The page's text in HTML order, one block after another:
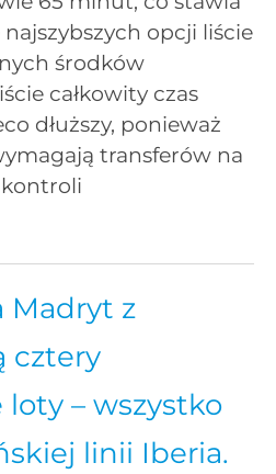
opcji liście
środków
całkowity czas
dłuższy, ponieważ
transferów na
Madryt z
cztery
– wszystko
linii Iberia.